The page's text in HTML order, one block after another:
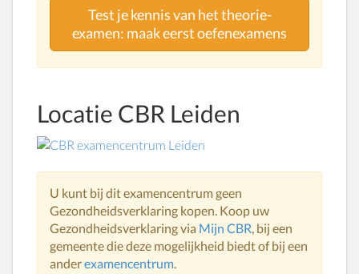
Test je kennis van het theorie-
examen: maak eerst oefenexamens
Locatie CBR Leiden
U kunt bij dit examencentrum geen
Gezondheidsverklaring kopen. Koop uw
Gezondheidsverklaring via Mijn CBR, bij een
gemeente die deze mogelijkheid biedt of bij een
anderexamencentrum.